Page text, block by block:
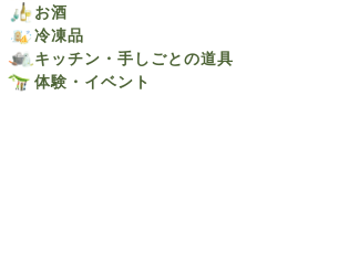
お酒
冷凍品
キッチン・手しごとの道具
体験・イベント